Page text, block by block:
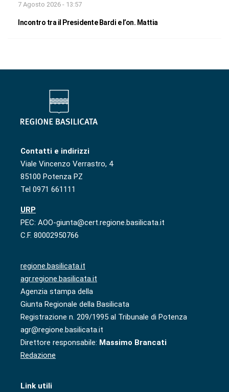
7 Agosto 2026 - 13:57
Incontro tra il Presidente Bardi e l’on. Mattia
Contatti e indirizzi
Viale Vincenzo Verrastro, 4
85100 Potenza PZ
Tel 0971 661111
URP
PEC: AOO-giunta@cert.regione.basilicata.it
C.F. 80002950766
regione.basilicata.it
agr.regione.basilicata.it
Agenzia stampa della
Giunta Regionale della Basilicata
Registrazione n. 209/1995 al Tribunale di Potenza
agr@regione.basilicata.it
Direttore responsabile: Massimo Brancati
Redazione
Link utili